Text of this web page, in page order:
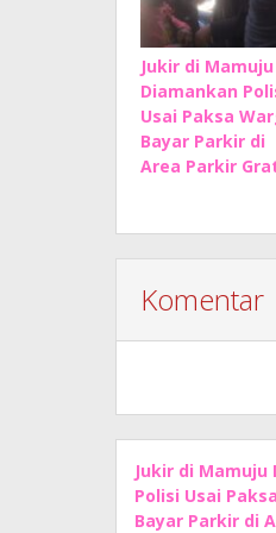
Jukir di Mamuju
Diamankan
Usai Paksa
Bayar Parkir di
Area Parkir
Komentar
Jukir di Mamuju
Polisi Usai
Bayar Parkir di